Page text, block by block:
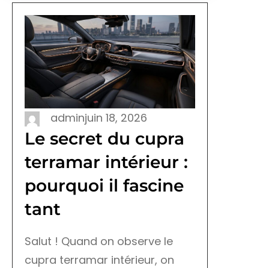
adminjuin 18, 2026
Le secret du cupra
terramar intérieur :
pourquoi il fascine
tant
Salut ! Quand on observe le
cupra terramar intérieur, on